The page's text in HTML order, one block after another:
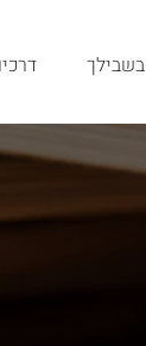
בשבילך